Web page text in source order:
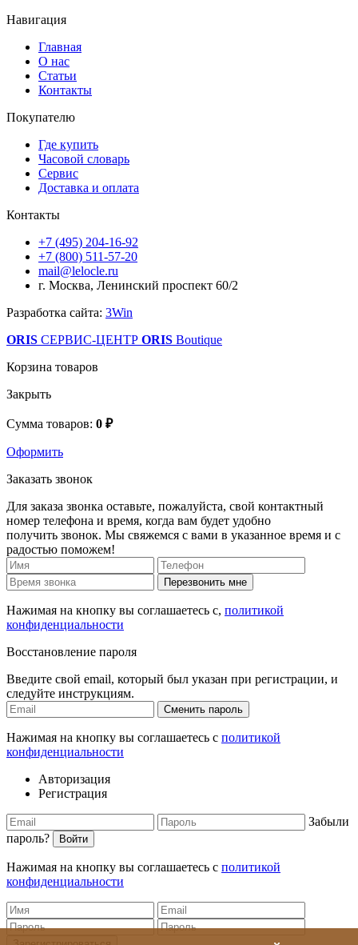
Навигация
Главная
О нас
Статьи
Контакты
Покупателю
Где купить
Часовой словарь
Сервис
Доставка и оплата
Контакты
+7 (495) 204-16-92
+7 (800) 511-57-20
mail@lelocle.ru
г. Москва, Ленинский проспект 60/2
Разработка сайта: 3Win
ORIS СЕРВИС-ЦЕНТР ORIS Boutique
Корзина товаров
Закрыть
Сумма товаров: 0 ₽
Оформить
Заказать звонок
Для заказа звонка оставьте, пожалуйста, свой контактный
номер телефона и время, когда вам будет удобно
получить звонок. Мы свяжемся с вами в указанное время и с
радостью поможем!
Перезвонить мне
Нажимая на кнопку вы соглашаетесь с, политикой
конфиденциальности
Восстановление пароля
Введите свой email, который был указан при регистрации, и
следуйте инструкциям.
Сменить пароль
Нажимая на кнопку вы соглашаетесь с политикой
конфиденциальности
Авторизация
Регистрация
Забыли
пароль?
Войти
Нажимая на кнопку вы соглашаетесь с политикой
конфиденциальности